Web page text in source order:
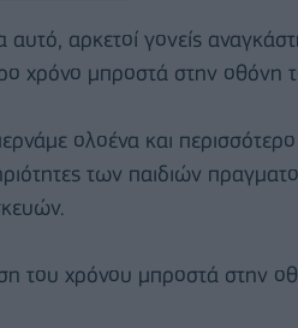
αυτό, αρκετοί γονείς
χρόνο μπροστά στην οθόνη
ολοένα και
των παιδιών
του χρόνου μπροστά στην